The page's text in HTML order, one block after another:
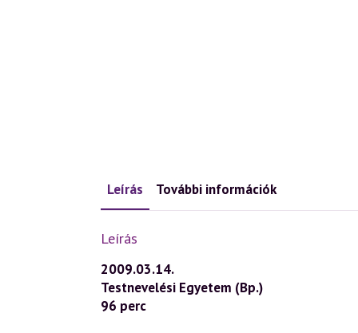
Leírás További információk
Leírás
2009.03.14.
Testnevelési Egyetem (Bp.)
96 perc